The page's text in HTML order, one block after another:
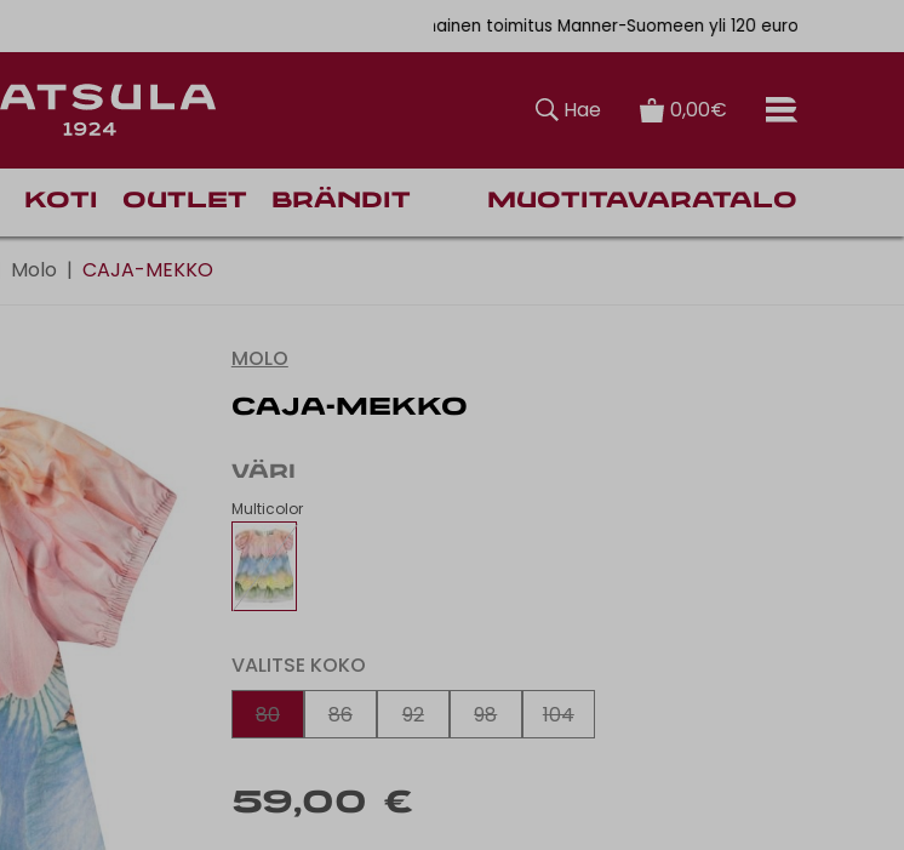
Ilmainen toimitus Manner-Suomeen yli 120 euron tilauksiin
Hae 0,00€
Koti Outlet Brändit Muotitavaratalo
Molo | CAJA-MEKKO
MOLO
CAJA-MEKKO
VÄRI
Multicolor
VALITSE KOKO
80
86 92 98 104
59,00 €